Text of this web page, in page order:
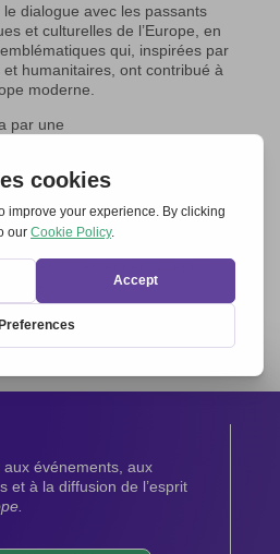
le dialogue avec les passants
et culturelles de l’Europe, en
qui, inspirées par
humanitaires, ont contribué à
moderne.
par une
(Temple Neuf),
des différentes Églises
le réseauEpE
engagement en faveur
à Strasbourg
événements, aux
et à la diffusion de l’esprit